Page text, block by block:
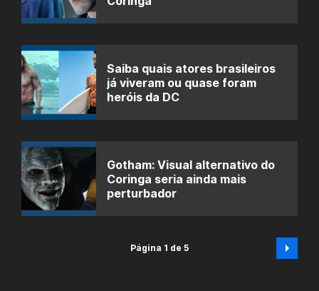
Saiba quais atores brasileiros
já viveram ou quase foram
heróis da DC
Gotham: Visual alternativo do
Coringa seria ainda mais
perturbador
Página 1 de 5